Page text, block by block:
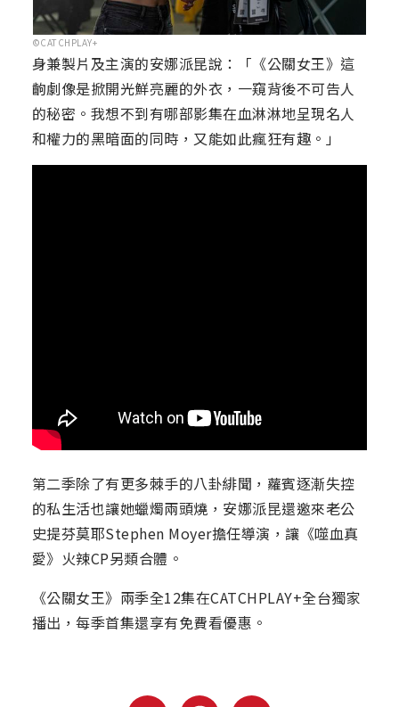
©CATCHPLAY+
身兼製片及主演的安娜派昆說：「《公關女王》這
齣劇像是掀開光鮮亮麗的外衣，一窺背後不可告人
的秘密。我想不到有哪部影集在血淋淋地呈現名人
和權力的黑暗面的同時，又能如此瘋狂有趣。」
第二季除了有更多棘手的八卦緋聞，蘿賓逐漸失控
的私生活也讓她蠟燭兩頭燒，安娜派昆還邀來老公
史提芬莫耶Stephen Moyer擔任導演，讓《噬血真
愛》火辣CP另類合體。
《公關女王》兩季全12集在CATCHPLAY+全台獨家
播出，每季首集還享有免費看優惠。